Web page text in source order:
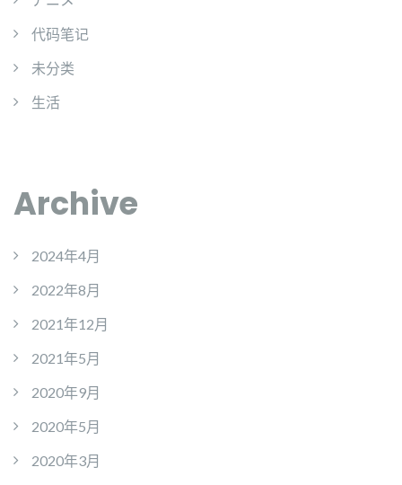
代码笔记
未分类
生活
Archive
2024年4月
2022年8月
2021年12月
2021年5月
2020年9月
2020年5月
2020年3月